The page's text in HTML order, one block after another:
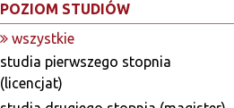
POZIOM STUDIÓW
wszystkie
studia pierwszego stopnia
(licencjat)